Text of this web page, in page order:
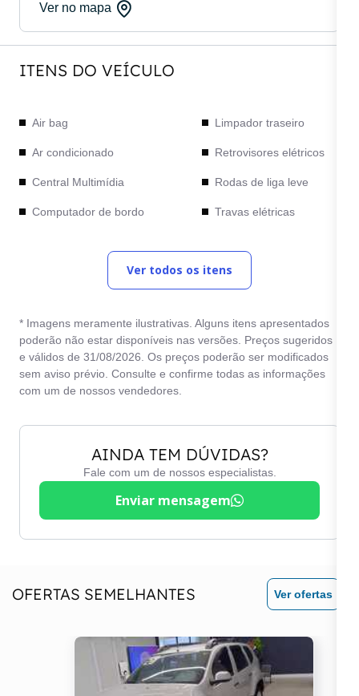
Ver no mapa
ITENS DO VEÍCULO
Air bag
Ar condicionado
Central Multimídia
Computador de bordo
Limpador traseiro
Retrovisores elétricos
Rodas de liga leve
Travas elétricas
Vidros verdes
Ver todos os itens
* Imagens meramente ilustrativas. Alguns itens apresentados
poderão não estar disponíveis nas versões. Preços sugeridos
e válidos de 31/08/2026. Os preços poderão ser modificados
sem aviso prévio. Consulte e confirme todas as informações
com um de nossos vendedores.
AINDA TEM DÚVIDAS?
Fale com um de nossos especialistas.
Enviar mensagem
OFERTAS SEMELHANTES Ver ofertas